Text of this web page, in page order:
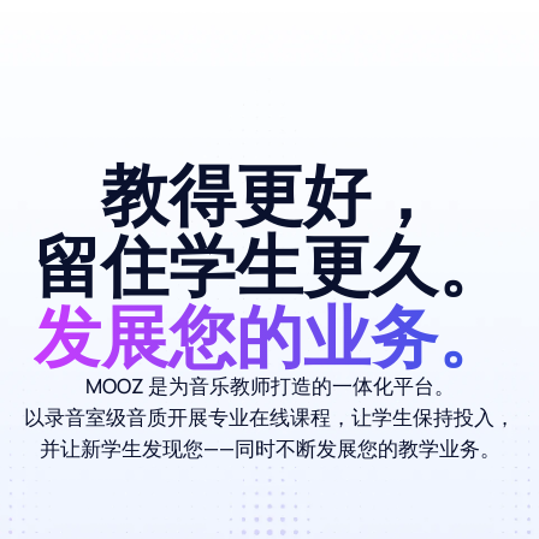
教得更好，
留住学生更久
发展您的业务
MOOZ 是为音乐教师打造的一体化平台。
以录音室级音质开展专业在线课程，让学生保持
并让新学生发现您——同时不断发展您的教学业